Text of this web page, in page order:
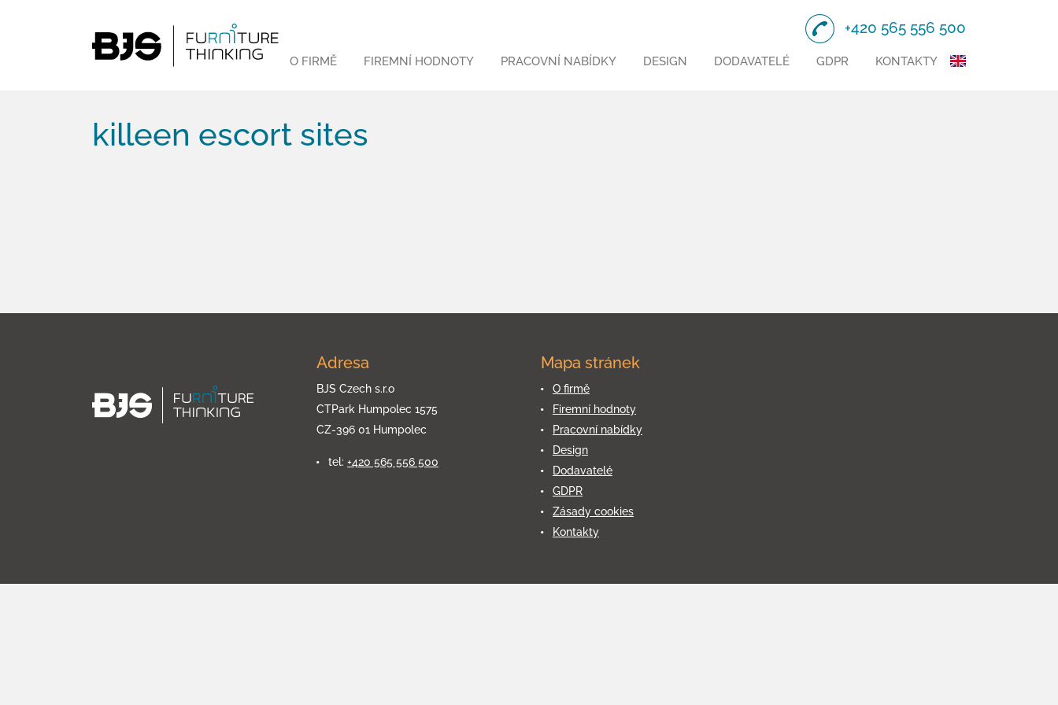
+420 565 556 500
O FIRMĚ FIREMNÍ HODNOTY PRACOVNÍ NABÍDKY DESIGN DODAVATELÉ GDPR KONTAKTY
killeen escort sites
Adresa
BJS Czech s.r.o
CTPark Humpolec 1575
CZ-396 01 Humpolec
tel: +420 565 556 500
Mapa stránek
O firmě
Firemní hodnoty
Pracovní nabídky
Design
Dodavatelé
GDPR
Zásady cookies
Kontakty